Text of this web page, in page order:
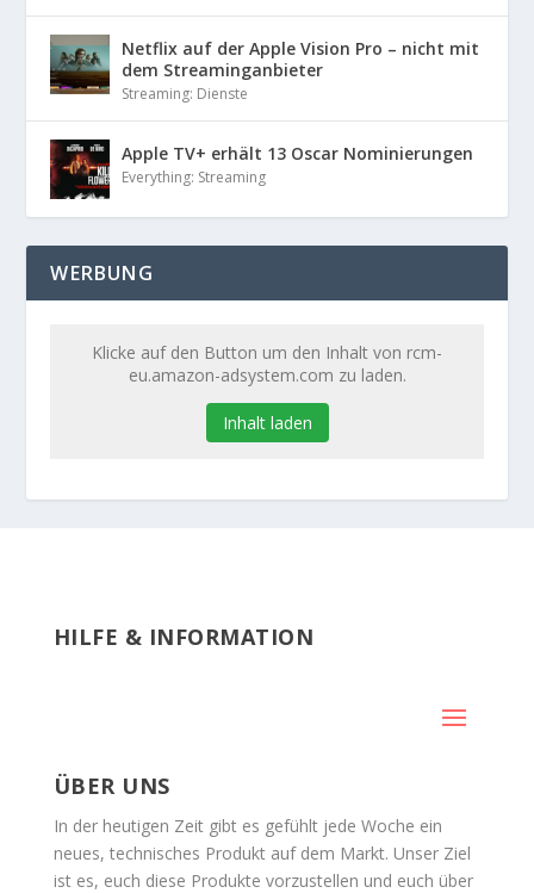
Netflix auf der Apple Vision Pro – nicht mit
dem Streaminganbieter
Streaming: Dienste
Apple TV+ erhält 13 Oscar Nominierungen
Everything: Streaming
WERBUNG
Klicke auf den Button um den Inhalt von rcm-
eu.amazon-adsystem.com zu laden.
Inhalt laden
HILFE & INFORMATION
ÜBER UNS
In der heutigen Zeit gibt es gefühlt jede Woche ein
neues, technisches Produkt auf dem Markt. Unser Ziel
ist es, euch diese Produkte vorzustellen und euch über